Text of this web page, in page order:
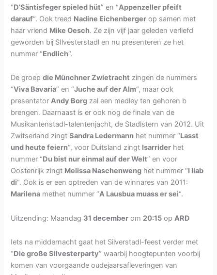
“D’Säntisfeger spieled hüt” en “Appenzeller pfeift
darauf“. Ook treed Nadine Eichenberger op samen met
haar vriend Mike Oesch. Ze zijn vijf jaar geleden verliefd
geworden bij SIlvesterstadl en nu presenteren ze het
nummer “Endlich“.
De groepdie Münchner Zwietracht zingen de nummers
“Viva Bavaria” en “Juche auf der Alm“, maar ook
presentatorAndy Borg zal een medley ten gehoren b
brengen. Daarnaast is er ook nog de finale van de
Musikantenstadl-talentenjacht, de Stadlstern van 2012. Uit
Zwitserland zingtSandra Ledermann het nummer “Lasst
und heute feiern“, voor Duitsland zingt Isarrider het
nummer “Du bist nur einmal auf der Welt” en voor
Oostenrijk zingt Melissa Naschenweng het nummer “I liab
di“. Ook is er een optreden van de winnares van 2011:
Marilena methet nummer “A Lausbua muass er sei“.
Uitzending: Maandag 31 december om 20:15 opARD
Iets na middernacht gaat het Silverstadl-feest verder met
“Die große Silvesterparty” waarbij hoogtepunten voorbij
komen van voorgaande oudejaarsafleveringen van